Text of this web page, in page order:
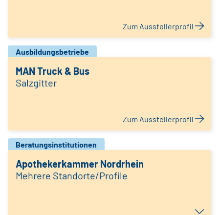
Zum Ausstellerprofil
Ausbildungsbetriebe
MAN Truck & Bus
Salzgitter
Zum Ausstellerprofil
Beratungsinstitutionen
Apothekerkammer Nordrhein
Mehrere Standorte/Profile